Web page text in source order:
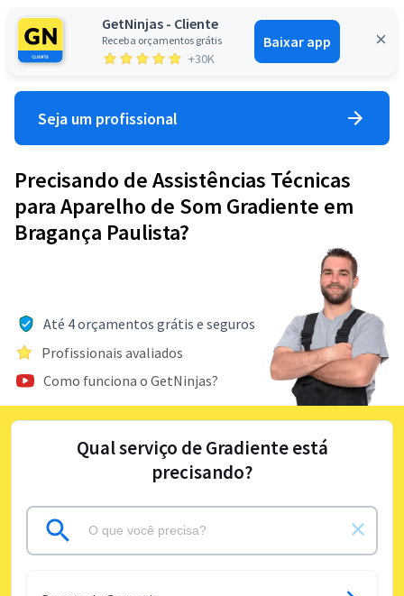
GetNinjas - Cliente
Receba orçamentos grátis
+30K
Baixar app
Entrar
Seja um profissional
Precisando de Assistências Técnicas
para Aparelho de Som Gradiente em
Bragança Paulista?
Até 4 orçamentos grátis e seguros
Profissionais avaliados
Como funciona o GetNinjas?
Qual serviço de Gradiente está
precisando?